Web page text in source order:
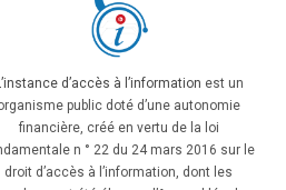
d’accès à l’information est un
public doté d’une autonomie
financière, créé en vertu de la loi
n ° 22 du 24 mars 2016 sur le
droit d’accès à l’information, dont les